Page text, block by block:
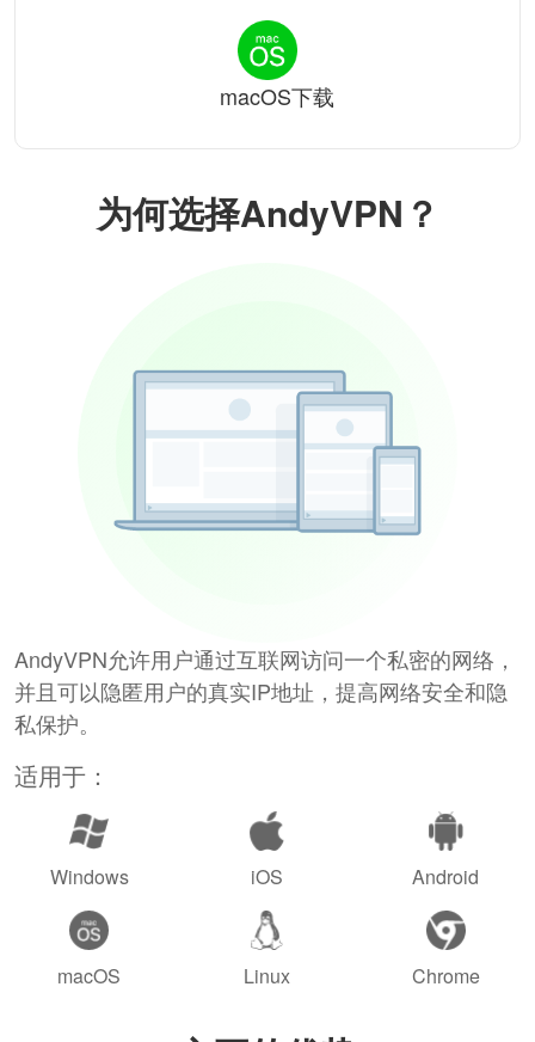
为何选择AndyVPN？
AndyVPN允许用户通过互联网访问一个私密的网络，
并且可以隐匿用户的真实IP地址，提高网络安全和隐
私保护。
适用于：
Windows iOS Android
macOS Linux Chrome
macOS下载